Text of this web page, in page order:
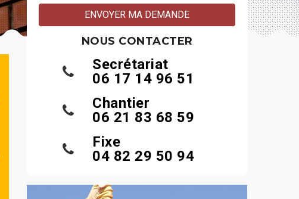
NOUS CONTACTER
Secrétariat
06 17 14 96 51
Chantier
06 21 83 68 59
Fixe
04 82 29 50 94